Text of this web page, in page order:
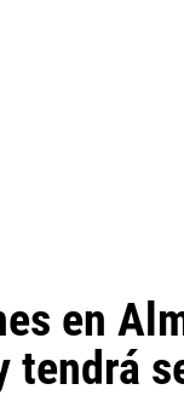
en
tendrá